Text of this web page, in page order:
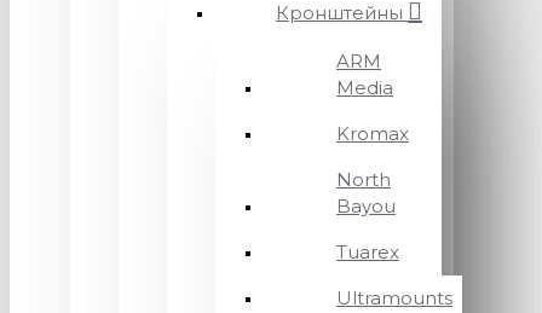
Кронштейны
ARM
Media
Kromax
North
Bayou
Tuarex
Ultramounts